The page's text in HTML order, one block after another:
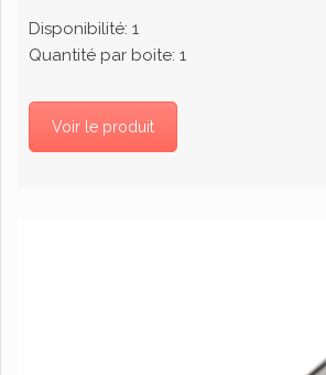
Disponibilité: 1
Quantité par boite: 1
Voir le produit